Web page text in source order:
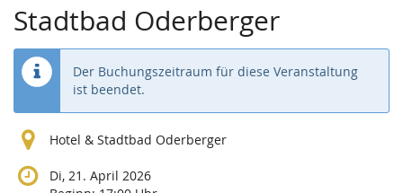
Stadtbad Oderberger
Der Buchungszeitraum für diese Veranstaltung
ist beendet.
Hotel & Stadtbad Oderberger
Di, 21. April 2026